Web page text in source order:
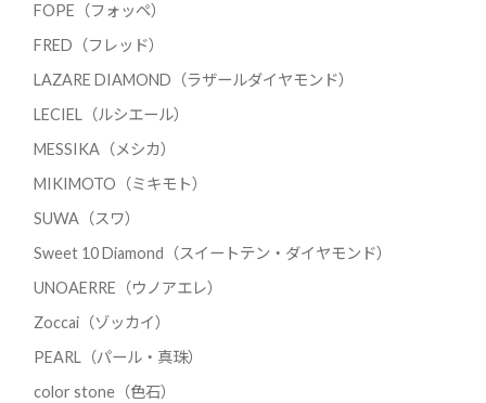
FOPE（フォッペ）
FRED（フレッド）
LAZARE DIAMOND（ラザールダイヤモンド）
LECIEL（ルシエール）
MESSIKA（メシカ）
MIKIMOTO（ミキモト）
SUWA（スワ）
Sweet 10 Diamond（スイートテン・ダイヤモンド）
UNOAERRE（ウノアエレ）
Zoccai（ゾッカイ）
PEARL（パール・真珠）
color stone（色石）